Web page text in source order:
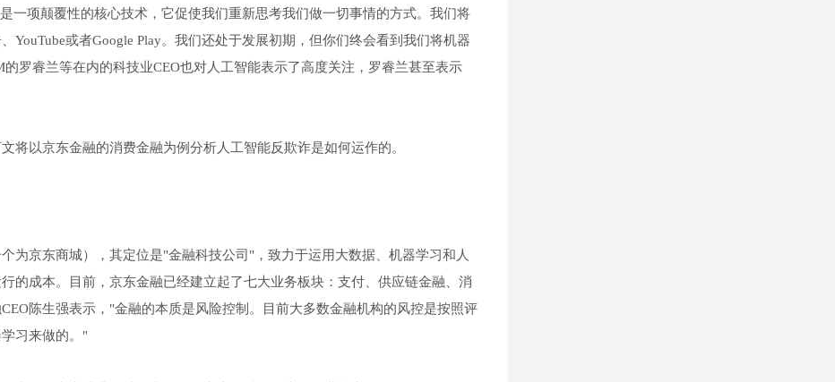
一项颠覆性的核心技术，它促使我们重新思考我们做一切事情的方式。我们将
YouTube或者Google Play。我们还处于发展初期，但你们终会看到我们将机器
罗睿兰等在内的科技业CEO也对人工智能表示了高度关注，罗睿兰甚至表示
将以京东金融的消费金融为例分析人工智能反欺诈是如何运作的。
为京东商城），其定位是"金融科技公司"，致力于运用大数据、机器学习和人
的成本。目前，京东金融已经建立起了七大业务板块：支付、供应链金融、消
陈生强表示，"金融的本质是风险控制。目前大多数金融机构的风控是按照评
习来做的。"